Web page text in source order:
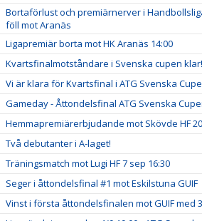
Bortaförlust och premiärnerver i
föll mot Aranäs
Ligapremiär borta mot HK Aranäs 14:00
Kvartsfinalmotståndare i Svenska cupen klar!
Vi är klara för Kvartsfinal i ATG Svenska
Gameday - Åttondelsfinal ATG Svenska
Hemmapremiärerbjudande mot Skövde HF
Två debutanter i A-laget!
Träningsmatch mot Lugi HF 7 sep 16:30
Seger i åttondelsfinal #1 mot Eskilstuna GUIF
Vinst i första åttondelsfinalen mot GUIF med